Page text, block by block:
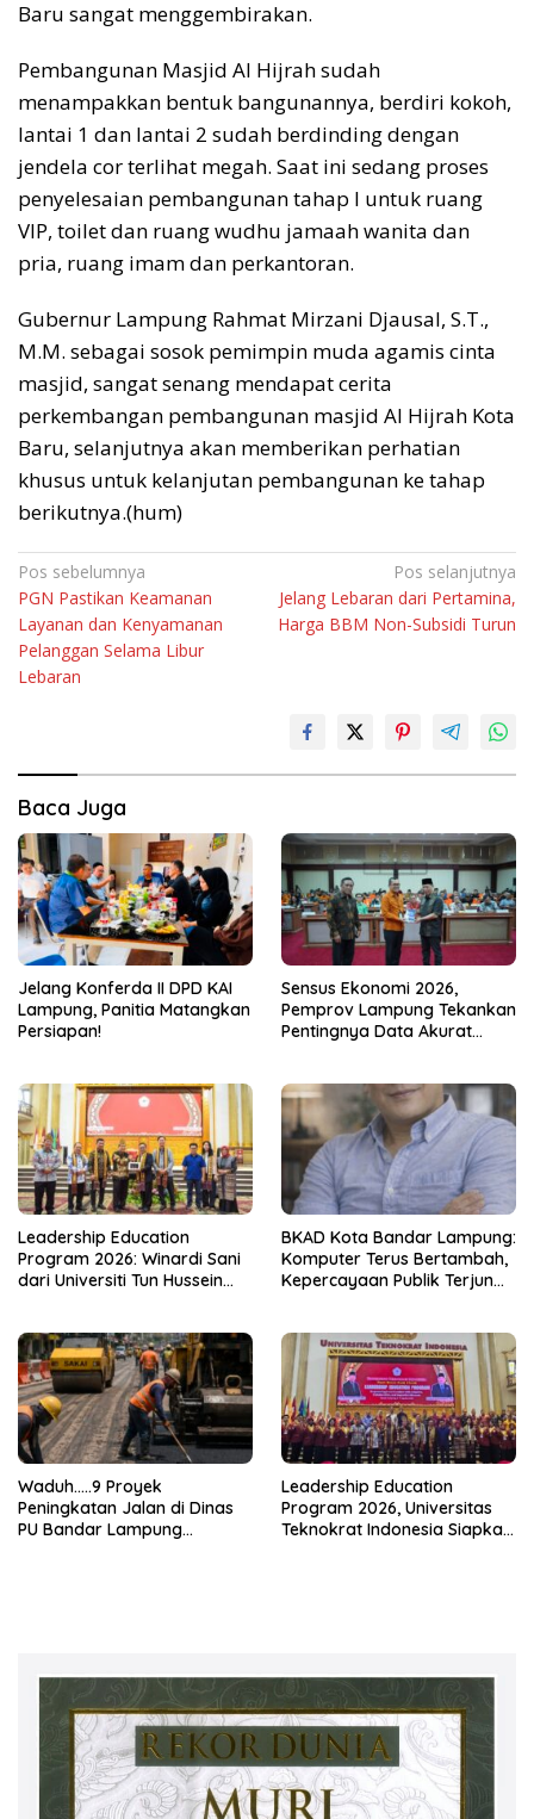
Baru sangat menggembirakan.
Pembangunan Masjid Al Hijrah sudah
menampakkan bentuk bangunannya, berdiri kokoh,
lantai 1 dan lantai 2 sudah berdinding dengan
jendela cor terlihat megah. Saat ini sedang proses
penyelesaian pembangunan tahap I untuk ruang
VIP, toilet dan ruang wudhu jamaah wanita dan
pria, ruang imam dan perkantoran.
Gubernur Lampung Rahmat Mirzani Djausal, S.T.,
M.M. sebagai sosok pemimpin muda agamis cinta
masjid, sangat senang mendapat cerita
perkembangan pembangunan masjid Al Hijrah Kota
Baru, selanjutnya akan memberikan perhatian
khusus untuk kelanjutan pembangunan ke tahap
berikutnya.(hum)
Navigasi
pos
Pos sebelumnya
PGN Pastikan Keamanan
Layanan dan Kenyamanan
Pelanggan Selama Libur
Lebaran
Pos selanjutnya
Jelang Lebaran dari Pertamina,
Harga BBM Non-Subsidi Turun
Baca Juga
Jelang Konferda II DPD KAI
Lampung, Panitia Matangkan
Persiapan!
Sensus Ekonomi 2026,
Pemprov Lampung Tekankan
Pentingnya Data Akurat
Leadership Education
Program 2026: Winardi Sani
dari Universiti Tun Hussein
Kepemimpinan Global
BKAD Kota Bandar Lampung:
Komputer Terus Bertambah,
Kepercayaan Publik Terjun
Waduh…..9 Proyek
Peningkatan Jalan di Dinas
PU Bandar Lampung
Leadership Education
Program 2026, Universitas
Teknokrat Indonesia Siapkan